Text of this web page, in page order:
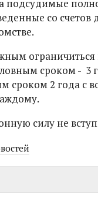
подсудимые
со счетов
сроком - 3
сроком 2 года с
силу не